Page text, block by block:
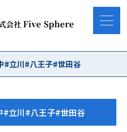
#立川#八王子#世田谷
#立川#八王子#世田谷